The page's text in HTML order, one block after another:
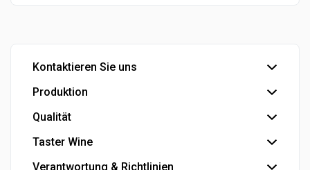
Kontaktieren Sie uns
Büro
Export
Industrie
Produktion
Abfüllung
Industrielle Produkte
Eigenmarke
Qualität
IFS Food-Zertifizierung
Se die Smiley-Berichte der dänischen Veterinär- und
Taster Wine
Verantwortung & Richtlinien